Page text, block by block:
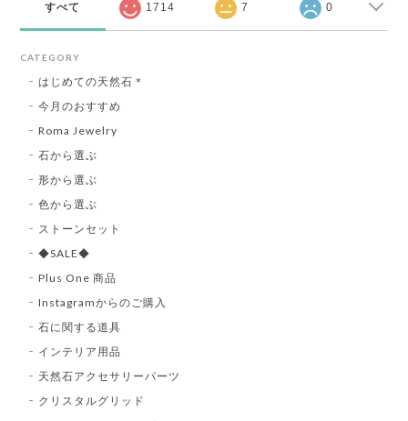
すべて 1714 7 0
CATEGORY
はじめての天然石＊
今月のおすすめ
Roma Jewelry
石から選ぶ
形から選ぶ
色から選ぶ
ストーンセット
◆SALE◆
Plus One 商品
Instagramからのご購入
石に関する道具
インテリア用品
天然石アクセサリーパーツ
クリスタルグリッド